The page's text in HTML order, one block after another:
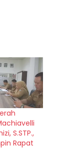
S.STP.,
Rapat